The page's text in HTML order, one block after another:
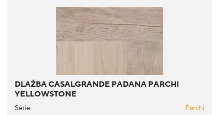
DLAŽBA CASALGRANDE PADANA PARCHI
YELLOWSTONE
Série: Parchi